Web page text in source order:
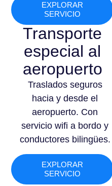
EXPLORAR
SERVICIO
Transporte
especial al
aeropuerto
Traslados seguros
hacia y desde el
aeropuerto. Con
servicio wifi a bordo y
conductores bilingües.
EXPLORAR
SERVICIO